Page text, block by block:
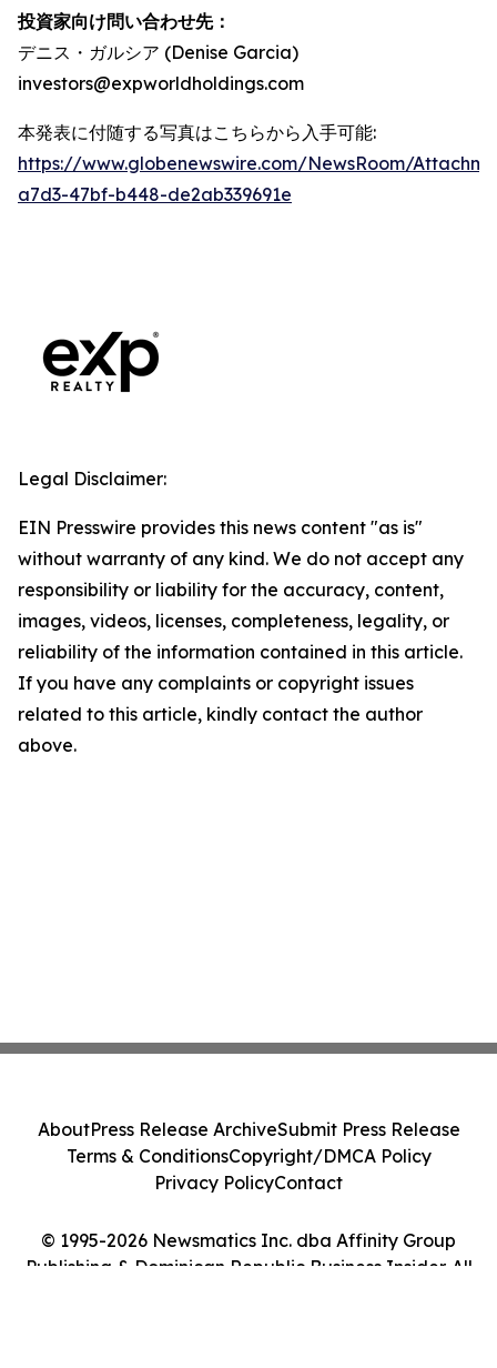
投資家向け問い合わせ先：
デニス・ガルシア (Denise Garcia)
investors@expworldholdings.com
本発表に付随する写真はこちらから入手可能:
https://www.globenewswire.com/NewsRoom/
a7d3-47bf-b448-de2ab339691e
Legal Disclaimer:
EIN Presswire provides this news content "as is"
without warranty of any kind. We do not accept any
responsibility or liability for the accuracy, content,
images, videos, licenses, completeness, legality, or
reliability of the information contained in this article.
If you have any complaints or copyright issues
related to this article, kindly contact the author
above.
© 1995-2026 Newsmatics Inc. dba Affinity Group
Publishing & Dominican Republic Business Insider. All
AboutPress Release ArchiveSubmit Press Release
Terms & ConditionsCopyright/DMCA Policy
Privacy PolicyContact